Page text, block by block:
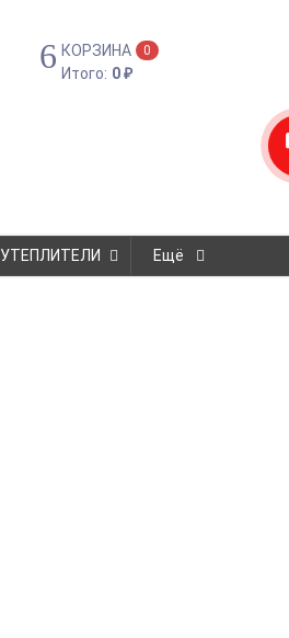
КОРЗИНА 0
Итого: 0₽
УТЕПЛИТЕЛИ Ещё